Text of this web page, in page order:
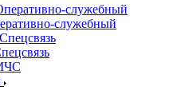
служебный
служебный